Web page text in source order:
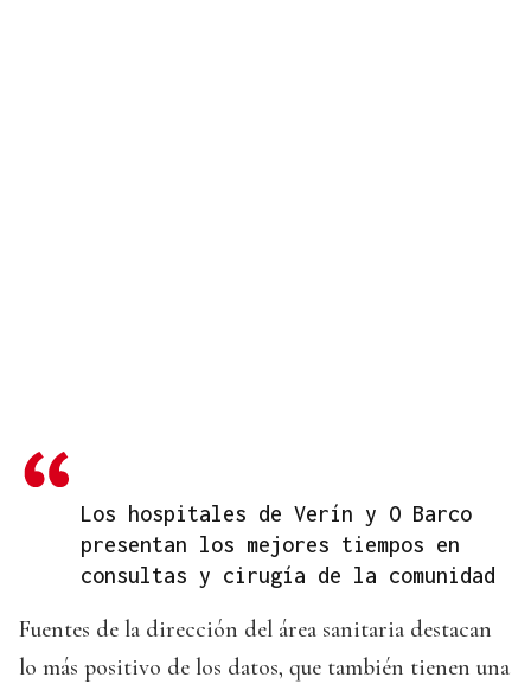
Los hospitales de Verín y O Barco
presentan los mejores tiempos en
consultas y cirugía de la comunidad
Fuentes de la dirección del área sanitaria destacan
lo más positivo de los datos, que también tienen una